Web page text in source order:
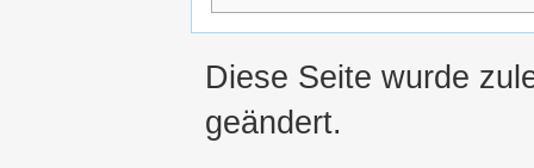
Diese Seite wurde
geändert.